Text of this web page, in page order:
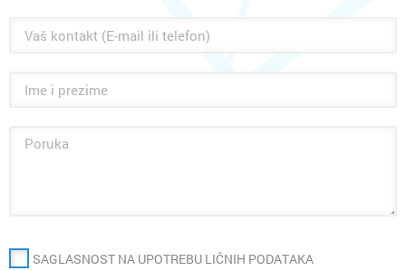
SAGLASNOST NA UPOTREBU LIČNIH PODATAKA